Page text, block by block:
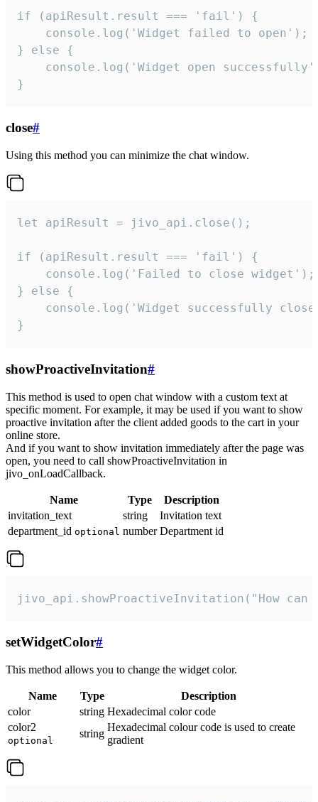
if (apiResult.result === 'fail') {
    console.log('Widget failed to open');
} else {
console.log('Widget open
}
close#
Using this method you can minimize the chat window.
let apiResult = jivo_api.close();
if (apiResult.result === 'fail') {
    console.log('Failed to close widget');
} else {
console.log('Widget successfully
}
showProactiveInvitation#
This method is used to open chat window with a custom text at
specific moment. For example, it may be used if you want to show
proactive invitation after the client added goods to the cart in your
online store.
And if you want to show invitation immediately after the page was
open, you need to call showProactiveInvitation in
jivo_onLoadCallback.
Name Type
Description
invitation_text
string
Invitation text
department_id optional number Department id
jivo_api.showProactiveInvitation("How
setWidgetColor#
This method allows you to change the widget color.
Name Type
Description
color
string Hexadecimal color code
color2
optional
string
Hexadecimal colour code is used to create
gradient